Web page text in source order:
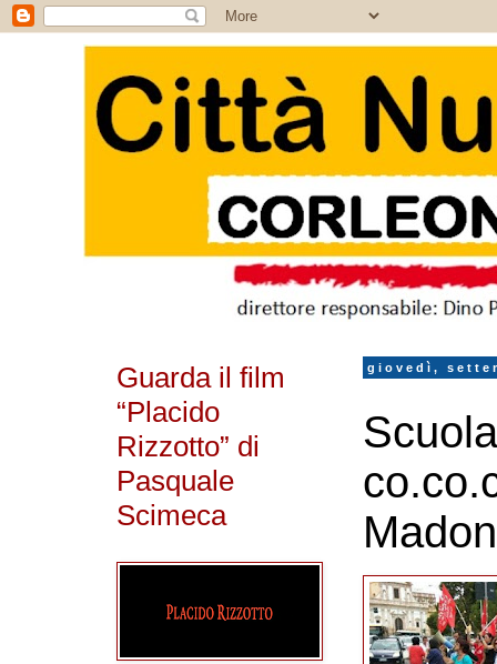
giovedì,
Guarda il film
“Placido
Rizzotto” di
Pasquale
Scimeca